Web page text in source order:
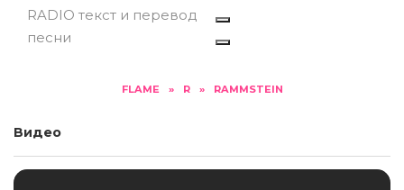
RADIO текст и перевод
песни
FLAME » R » RAMMSTEIN
Видео